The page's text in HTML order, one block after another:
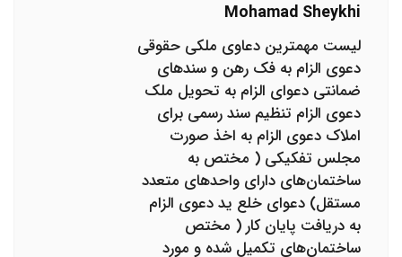
Mohamad Sheykhi
لیست مهمترین دعاوی ملکی حقوقی
دعوی الزام به فک رهن و سندهای
ضمانتی دعوای الزام به تحویل ملک
دعوی الزام تنظیم سند رسمی ‌برای
املاک دعوی الزام به اخذ صورت
مجلس تفکیکی ( مختص به
ساختمان‌های دارای واحد‌های متعدد
مستقل) دعوای خلع ید دعوی الزام
به دریافت پایان کار ( مختص
ساختمان‌های تکمیل شده و مورد